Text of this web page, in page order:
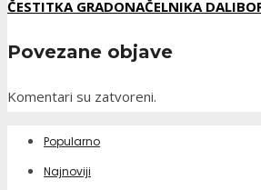
ČESTITKA GRADONAČELNIKA
Povezane objave
Komentari su zatvoreni.
Popularno
Najnoviji